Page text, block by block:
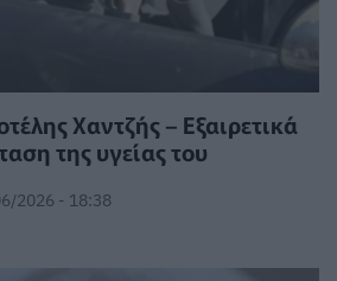
Χαντζής – Εξαιρετικά
της υγείας του
2026 - 18:38